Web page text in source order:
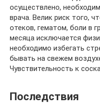
осуществлено,
врача. Велик риск того,
отеков, гематом, боли в
месяца исключается
необходимо избегать
бывать на свежем
Чувствительность к
Последствия